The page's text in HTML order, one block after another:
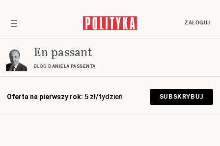
ZALOGUJ
En passant
BLOG DANIELA PASSENTA
Oferta na pierwszy rok: 5 zł/tydzień SUBSKRYBUJ